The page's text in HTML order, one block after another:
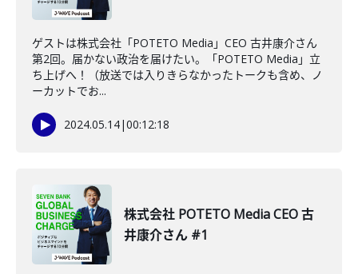
ゲストは株式会社「POTETO Media」CEO 古井康介さん
第2回。届かない政治を届けたい。「POTETO Media」立
ち上げへ！（放送では入りきらなかったトークも含め、ノ
ーカットでお...
2024.05.14|00:12:18
株式会社 POTETO Media CEO 古
井康介さん #1